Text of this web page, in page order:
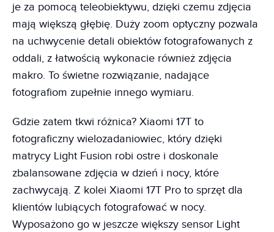
je za pomocą teleobiektywu, dzięki czemu zdjęcia
mają większą głębię. Duży zoom optyczny pozwala
na uchwycenie detali obiektów fotografowanych z
oddali, z łatwością wykonacie również zdjęcia
makro. To świetne rozwiązanie, nadające
fotografiom zupełnie innego wymiaru.
Gdzie zatem tkwi różnica? Xiaomi 17T to
fotograficzny wielozadaniowiec, który dzięki
matrycy Light Fusion robi ostre i doskonale
zbalansowane zdjęcia w dzień i nocy, które
zachwycają. Z kolei Xiaomi 17T Pro to sprzęt dla
klientów lubiących fotografować w nocy.
Wyposażono go w jeszcze większy sensor Light